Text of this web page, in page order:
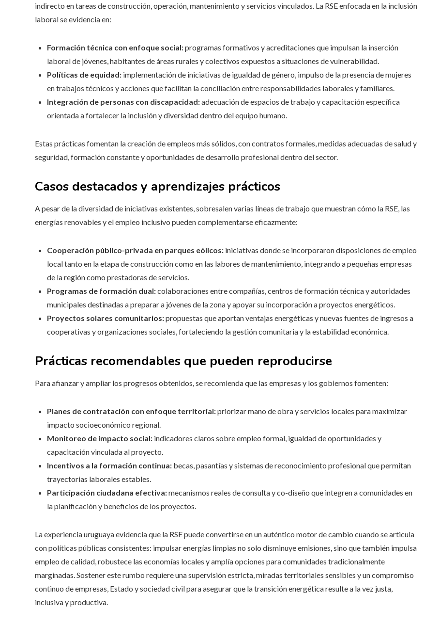
indirecto en tareas de construcción, operación, mantenimiento y servicios vinculados. La RSE enfocada en la inclusión
laboral se evidencia en:
Formación técnica con enfoque social:programas formativos y acreditaciones que impulsan la inserción
laboral de jóvenes, habitantes de áreas rurales y colectivos expuestos a situaciones de vulnerabilidad.
Políticas de equidad: implementación de iniciativas de igualdad de género, impulso de la presencia de mujeres
en trabajos técnicos y acciones que facilitan la conciliación entre responsabilidades laborales y familiares.
Integración de personas con discapacidad:adecuación de espacios de trabajo y capacitación específica
orientada a fortalecer la inclusión y diversidad dentro del equipo humano.
Estas prácticas fomentan la creación de empleos más sólidos, con contratos formales, medidas adecuadas de salud y
seguridad, formación constante y oportunidades de desarrollo profesional dentro del sector.
Casos destacados y aprendizajes prácticos
A pesar de la diversidad de iniciativas existentes, sobresalen varias líneas de trabajo que muestran cómo la RSE, las
energías renovables y el empleo inclusivo pueden complementarse eficazmente:
Cooperación público-privada en parques eólicos: iniciativas donde se incorporaron disposiciones de empleo
local tanto en la etapa de construcción como en las labores de mantenimiento, integrando a pequeñas empresas
de la región como prestadoras de servicios.
Programas de formación dual:colaboraciones entre compañías, centros de formación técnica y autoridades
municipales destinadas a preparar a jóvenes de la zona y apoyar su incorporación a proyectos energéticos.
Proyectos solares comunitarios:propuestas que aportan ventajas energéticas y nuevas fuentes de ingresos a
cooperativas y organizaciones sociales, fortaleciendo la gestión comunitaria y la estabilidad económica.
Prácticas recomendables que pueden reproducirse
Para afianzar y ampliar los progresos obtenidos, se recomienda que las empresas y los gobiernos fomenten:
Planes de contratación con enfoque territorial:priorizar mano de obra y servicios locales para maximizar
impacto socioeconómico regional.
Monitoreo de impacto social: indicadores claros sobre empleo formal, igualdad de oportunidades y
capacitación vinculada al proyecto.
Incentivos a la formación continua: becas, pasantías y sistemas de reconocimiento profesional que permitan
trayectorias laborales estables.
Participación ciudadana efectiva:mecanismos reales de consulta y co-diseño que integren a comunidades en
la planificación y beneficios de los proyectos.
La experiencia uruguaya evidencia que la RSE puede convertirse en un auténtico motor de cambio cuando se articula
con políticas públicas consistentes: impulsar energías limpias no solo disminuye emisiones, sino que también impulsa
empleo de calidad, robustece las economías locales y amplía opciones para comunidades tradicionalmente
marginadas. Sostener este rumbo requiere una supervisión estricta, miradas territoriales sensibles y un compromiso
continuo de empresas, Estado y sociedad civil para asegurar que la transición energética resulte a la vez justa,
inclusiva y productiva.